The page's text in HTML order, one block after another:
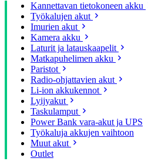
Kannettavan tietokoneen akku
Työkalujen akut
Imurien akut
Kamera akku
Laturit ja latauskaapelit
Matkapuhelimen akku
Paristot
Radio-ohjattavien akut
Li-ion akkukennot
Lyijyakut
Taskulamput
Power Bank vara-akut ja UPS
Työkaluja akkujen vaihtoon
Muut akut
Outlet